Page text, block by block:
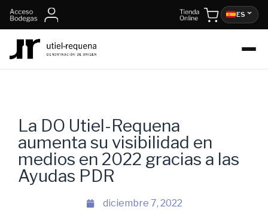
ES
La DO Utiel-Requena
aumenta su visibilidad en
medios en 2022 gracias a las
Ayudas PDR
diciembre 7, 2022